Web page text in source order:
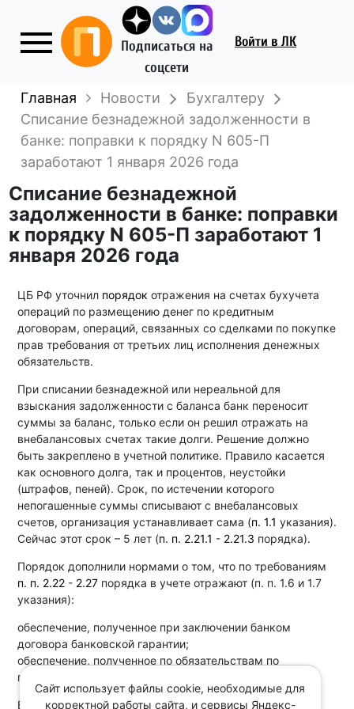
Подписаться на
соцсети
Войти в ЛК
Главная Новости
Бухгалтеру
Списание безнадежной задолженности в
банке: поправки к порядку N 605-П
заработают 1 января 2026 года
Списание безнадежной
задолженности в банке: поправки
к порядку N 605-П заработают 1
января 2026 года
ЦБ РФ уточнил порядок отражения на счетах бухучета
операций по размещению денег по кредитным
договорам, операций, связанных со сделками по покупке
прав требования от третьих лиц исполнения денежных
обязательств.
При списании безнадежной или нереальной для
взыскания задолженности с баланса банк переносит
суммы за баланс, только если он решил отражать на
внебалансовых счетах такие долги. Решение должно
быть закреплено в учетной политике. Правило касается
как основного долга, так и процентов, неустойки
(штрафов, пеней). Срок, по истечении которого
непогашенные суммы списывают с внебалансовых
счетов, организация устанавливает сама (п. 1.1 указания).
Сейчас этот срок – 5 лет (п. п. 2.21.1 - 2.21.3 порядка).
Порядок дополнили нормами о том, что по требованиям
п. п. 2.22- 2.27порядка в учете отражают (п. п. 1.6 и 1.7
указания):
обеспечение, полученное при заключении банком
договора банковской гарантии;
обеспечение, полученное по обязательствам по
предоставлению денег.
В документе есть и другие поправки.
Сайт использует файлы cookie, необходимые для
корректной работы сайта, и сервисы Яндекс-